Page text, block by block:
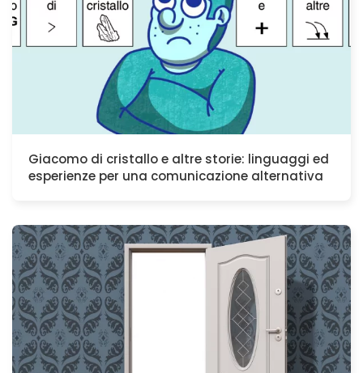
Giacomo di cristallo e altre storie: linguaggi ed
esperienze per una comunicazione alternativa